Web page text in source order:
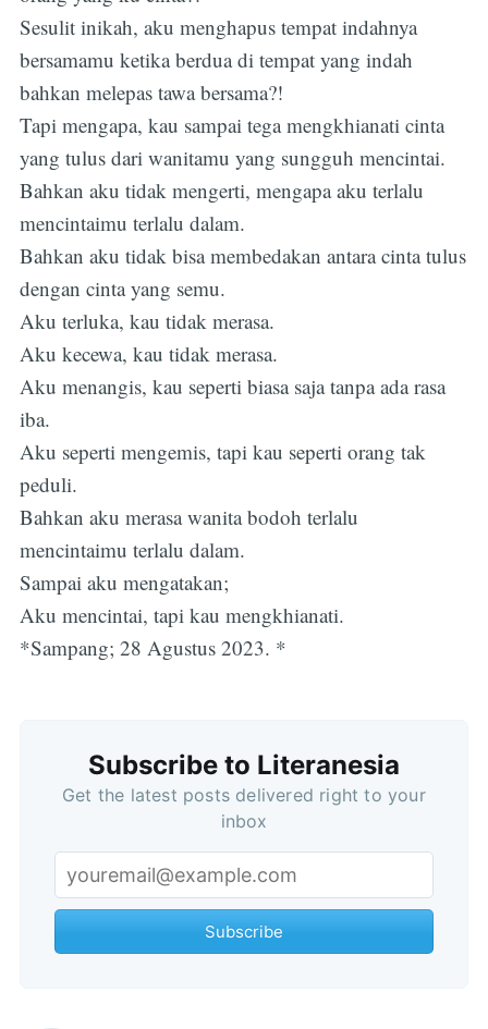
Sesulit inikah, aku menghapus tempat indahnya
bersamamu ketika berdua di tempat yang indah
bahkan melepas tawa bersama?!
Tapi mengapa, kau sampai tega mengkhianati cinta
yang tulus dari wanitamu yang sungguh mencintai.
Bahkan aku tidak mengerti, mengapa aku terlalu
mencintaimu terlalu dalam.
Bahkan aku tidak bisa membedakan antara cinta tulus
dengan cinta yang semu.
Aku terluka, kau tidak merasa.
Aku kecewa, kau tidak merasa.
Aku menangis, kau seperti biasa saja tanpa ada rasa
iba.
Aku seperti mengemis, tapi kau seperti orang tak
peduli.
Bahkan aku merasa wanita bodoh terlalu
mencintaimu terlalu dalam.
Sampai aku mengatakan;
Aku mencintai, tapi kau mengkhianati.
*Sampang; 28 Agustus 2023. *
Subscribe to Literanesia
Get the latest posts delivered right to your
inbox
Subscribe